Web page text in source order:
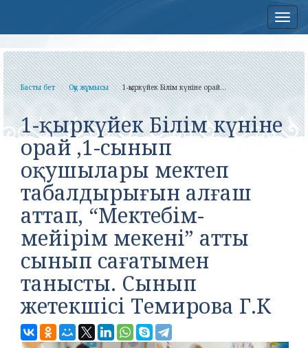
Басты бет Оқу жұмысы 1-қыркүйек Білім күніне орай...
1-қыркүйек Білім күніне
орай ,1-сынып
оқушылары мектеп
табалдырығын алғаш
аттап, “Мектебім-
мейірім мекені” атты
сынып сағатымен
танысты. Сынып
жетекшісі Темирова Г.К